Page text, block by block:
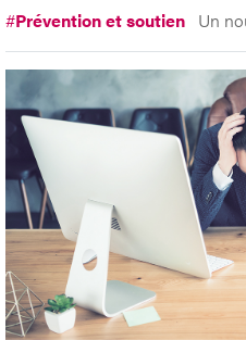
#Prévention et soutien Un